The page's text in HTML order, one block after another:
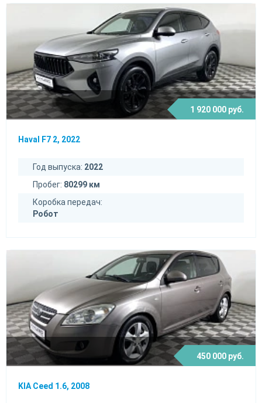
1 920 000 руб.
Haval F7 2, 2022
Год выпуска: 2022
Пробег: 80299 км
Коробка передач:
Робот
450 000 руб.
KIA Ceed 1.6, 2008